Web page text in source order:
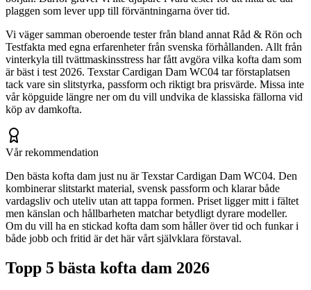
plaggen som lever upp till förväntningarna över tid.
Vi väger samman oberoende tester från bland annat Råd & Rön och
Testfakta med egna erfarenheter från svenska förhållanden. Allt från
vinterkyla till tvättmaskinsstress har fått avgöra vilka kofta dam som
är bäst i test 2026. Texstar Cardigan Dam WC04 tar förstaplatsen
tack vare sin slitstyrka, passform och riktigt bra prisvärde. Missa inte
vår köpguide längre ner om du vill undvika de klassiska fällorna vid
köp av damkofta.
Vår rekommendation
Den bästa kofta dam just nu är Texstar Cardigan Dam WC04. Den
kombinerar slitstarkt material, svensk passform och klarar både
vardagsliv och uteliv utan att tappa formen. Priset ligger mitt i fältet
men känslan och hållbarheten matchar betydligt dyrare modeller.
Om du vill ha en stickad kofta dam som håller över tid och funkar i
både jobb och fritid är det här vårt självklara förstaval.
Topp 5 bästa kofta dam 2026